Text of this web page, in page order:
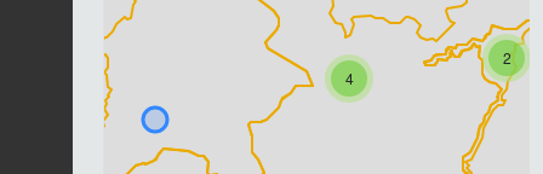
2
4